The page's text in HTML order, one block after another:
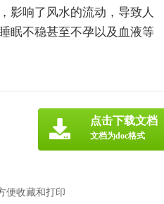
影响了风水的流动，导致人
眠不稳甚至不孕以及血液等
便收藏和打印
点击下载文档
文档为doc格式